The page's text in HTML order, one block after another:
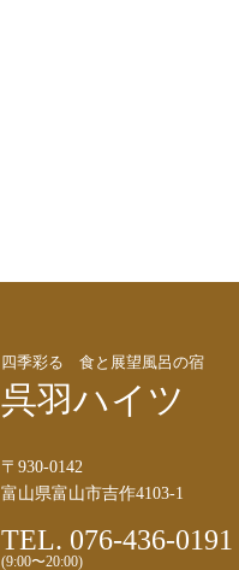
四季彩る 食と展望風呂の宿
呉羽ハイツ
〒930-0142
富山県富山市吉作4103-1
TEL. 076-436-0191
(9:00〜20:00)